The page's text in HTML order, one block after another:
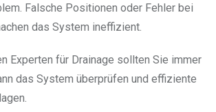
Falsche Positionen oder Fehler bei
das System ineffizient.
Experten für Drainage sollten Sie immer
das System überprüfen und effiziente